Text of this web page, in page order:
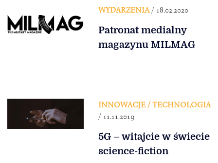
WYDARZENIA/ 18.02.2020
Patronat medialny
magazynu MILMAG
INNOWACJE / TECHNOLOGIA
/ 11.11.2019
5G – witajcie w świecie
science-fiction